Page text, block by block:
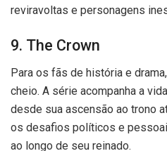
reviravoltas e personagens
9. The Crown
Para os fãs de história e drama,
cheio. A série acompanha a
desde sua ascensão ao trono
os desafios políticos e
ao longo de seu reinado.